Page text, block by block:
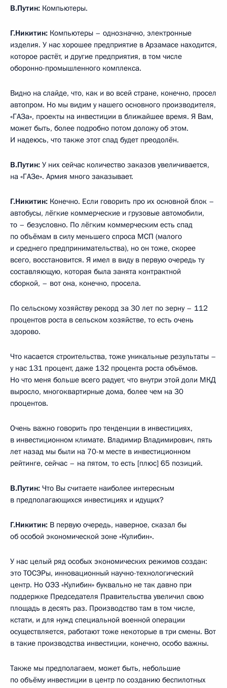
В.Путин: Компьютеры.
Г.Никитин: Компьютеры – однозначно, электронные
изделия. У нас хорошее предприятие в Арзамасе находится,
которое растёт, и другие предприятия, в том числе
оборонно-промышленного комплекса.
Видно на слайде, что, как и во всей стране, конечно, просел
автопром. Но мы видим у нашего основного производителя,
«ГАЗа», проекты на инвестиции в ближайшее время. Я Вам,
может быть, более подробно потом доложу об этом.
И надеюсь, что также этот спад будет преодолён.
В.Путин: У них сейчас количество заказов увеличивается,
на «ГАЗе». Армия много заказывает.
Г.Никитин: Конечно. Если говорить про их основной блок –
автобусы, лёгкие коммерческие и грузовые автомобили,
то – безусловно. По лёгким коммерческим есть спад
по объёмам в силу меньшего спроса МСП (малого
и среднего предпринимательства), но он тоже, скорее
всего, восстановится. Я имел в виду в первую очередь ту
составляющую, которая была занята контрактной
сборкой, – вот она, конечно, просела.
По сельскому хозяйству рекорд за 30 лет по зерну – 112
процентов роста в сельском хозяйстве, то есть очень
здорово.
Что касается строительства, тоже уникальные результаты –
у нас 131 процент, даже 132 процента роста объёмов.
Но что меня больше всего радует, что внутри этой доли МКД
выросло, многоквартирные дома, более чем на 30
процентов.
Очень важно говорить про тенденции в инвестициях,
в инвестиционном климате. Владимир Владимирович, пять
лет назад мы были на 70-м месте в инвестиционном
рейтинге, сейчас – на пятом, то есть [плюс] 65 позиций.
В.Путин: Что Вы считаете наиболее интересным
в предполагающихся инвестициях и идущих?
Г.Никитин: В первую очередь, наверное, сказал бы
об особой экономической зоне «Кулибин».
У нас целый ряд особых экономических режимов создан:
это ТОСЭРы, инновационный научно-технологический
центр. Но ОЭЗ «Кулибин» буквально не так давно при
поддержке Председателя Правительства увеличил свою
площадь в десять раз. Производство там в том числе,
кстати, и для нужд специальной военной операции
осуществляется, работают тоже некоторые в три смены. Вот
в такие производства инвестиции, конечно, особо важны.
Также мы предполагаем, может быть, небольшие
по объёму инвестиции в центр по созданию беспилотных